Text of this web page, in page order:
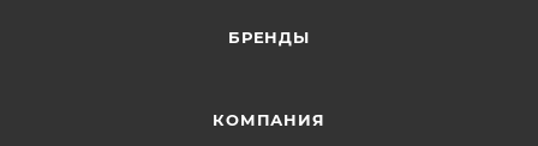
БРЕНДЫ
КОМПАНИЯ